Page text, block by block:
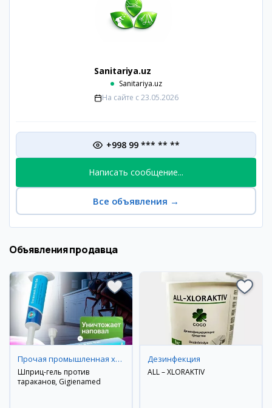
Sanitariya.uz
Sanitariya.uz
На сайте с 23.05.2026
+998 99 *** ** **
Написать сообщение...
Все объявления →
Объявления продавца
Прочая промышленная химия
Шприц-гель против
тараканов, Gigienamed
Дезинфекция
ALL – XLORAKTIV